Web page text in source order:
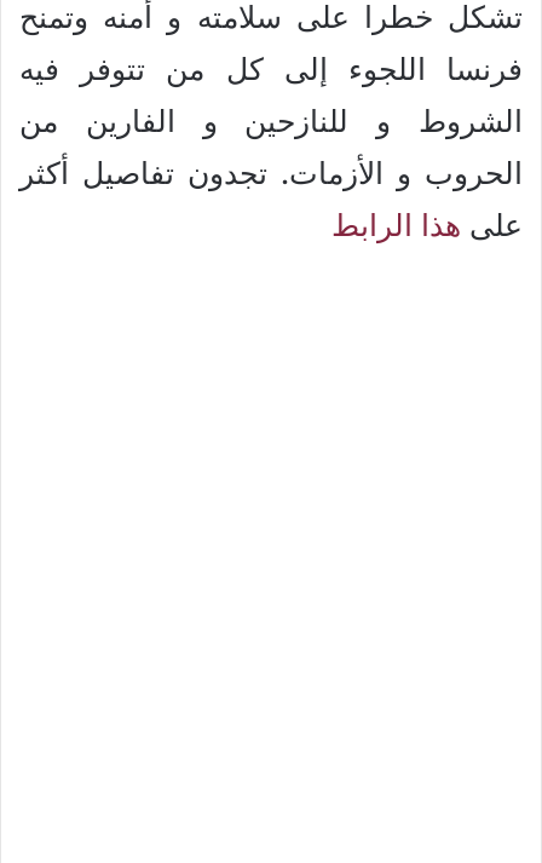
تشكل خطرا على سلامته و أمنه وتمنح
فرنسا اللجوء إلى كل من تتوفر فيه
الشروط و للنازحين و الفارين من
الحروب و الأزمات. تجدون تفاصيل أكثر
على هذا الرابط